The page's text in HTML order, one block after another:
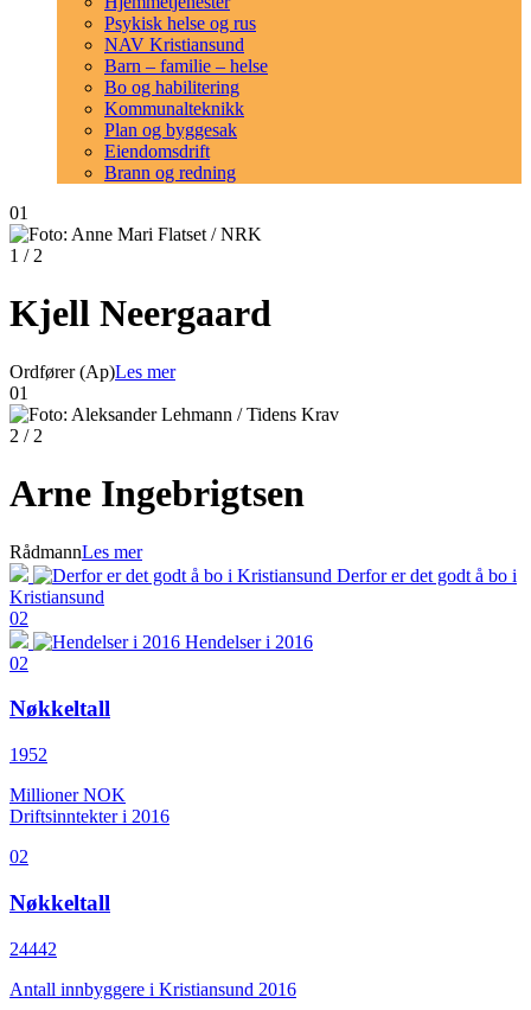
Psykisk helse og rus
NAV Kristiansund
Barn – familie – helse
Bo og habilitering
Kommunalteknikk
Plan og byggesak
Eiendomsdrift
Brann og redning
01
1 / 2
Kjell Neergaard
Ordfører (Ap)Les mer
01
2 / 2
Arne Ingebrigtsen
RådmannLes mer
Derfor er det godt å bo i
Kristiansund
02
Hendelser i 2016
02
Nøkkeltall
1952
Millioner NOK
Driftsinntekter i 2016
02
Nøkkeltall
24442
Antall innbyggere i Kristiansund 2016